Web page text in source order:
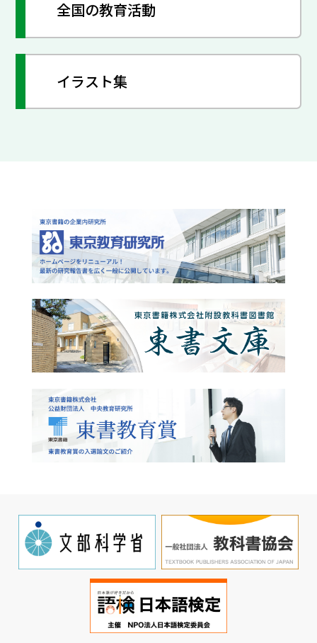
全国の教育活動
イラスト集